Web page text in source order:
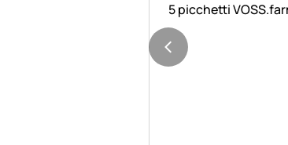
5 picchetti